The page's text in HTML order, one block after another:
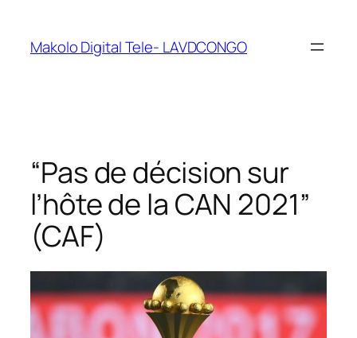
Makolo Digital Tele- LAVDCONGO
“Pas de décision sur
l’hôte de la CAN 2021”
(CAF)